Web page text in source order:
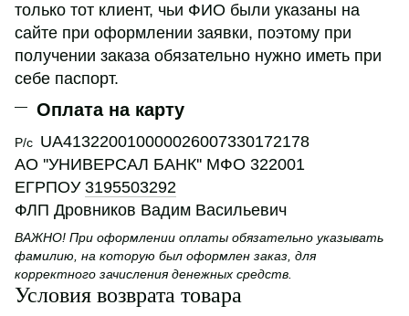
только тот клиент, чьи ФИО были указаны на
сайте при оформлении заявки, поэтому при
получении заказа обязательно нужно иметь при
себе паспорт.
Оплата на карту
Р/с UA413220010000026007330172178
АО ''УНИВЕРСАЛ БАНК'' МФО 322001
ЕГРПОУ 3195503292
ФЛП Дровников Вадим Васильевич
ВАЖНО! При оформлении оплаты обязательно указывать
фамилию, на которую был оформлен заказ, для
корректного зачисления денежных средств.
Условия возврата товара